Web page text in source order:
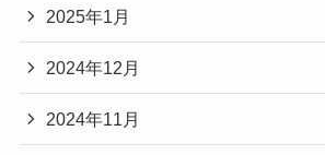
2025年1月
2024年12月
2024年11月